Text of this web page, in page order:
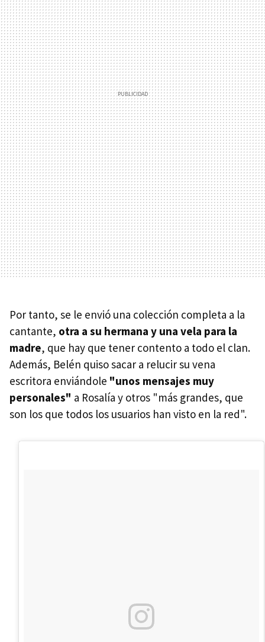
Por tanto, se le envió una colección completa a la
cantante, otra a su hermana y una vela para la
madre, que hay que tener contento a todo el clan.
Además, Belén quiso sacar a relucir su vena
escritora enviándole "unos mensajes muy
personales" a Rosalía y otros "más grandes, que
son los que todos los usuarios han visto en la red".